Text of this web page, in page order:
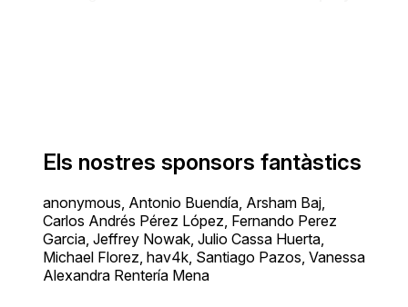
Els nostres sponsors fantàstics
anonymous, Antonio Buendía, Arsham Baj,
Carlos Andrés Pérez López, Fernando Perez
Garcia, Jeffrey Nowak, Julio Cassa Huerta,
Michael Florez, hav4k, Santiago Pazos, Vanessa
Alexandra Rentería Mena